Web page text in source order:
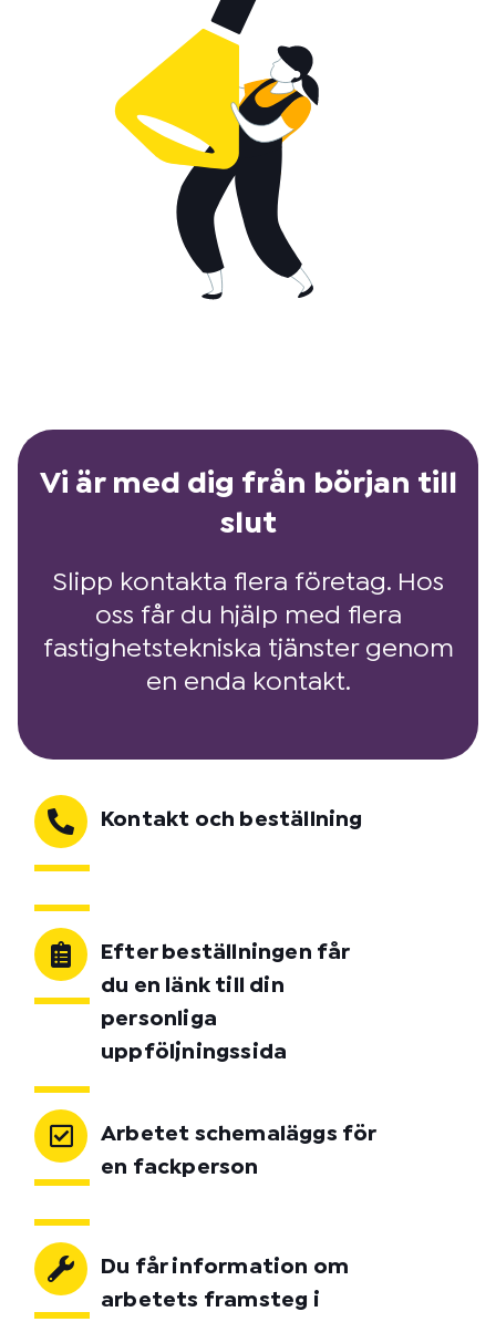
Vi är med dig från början till
slut
Slipp kontakta flera företag. Hos
oss får du hjälp med flera
fastighetstekniska tjänster genom
en enda kontakt.
Kontakt och beställning
Efter beställningen får
du en länk till din
personliga
uppföljningssida
Arbetet schemaläggs för
en fackperson
Du får information om
arbetets framsteg i